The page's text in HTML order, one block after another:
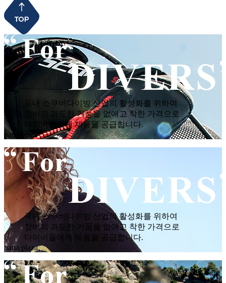
국내 스쿠버다이빙 산업의 활성화를 위하여
장비의 과도한 거품을 없애고 착한 가격으로
다이버들에게 제품을 공급합니다.
hana plaza
국내 스쿠버다이빙 산업의 활성화를 위하여
장비의 과도한 거품을 없애고 착한 가격으로
다이버들에게 제품을 공급합니다.
hana plaza